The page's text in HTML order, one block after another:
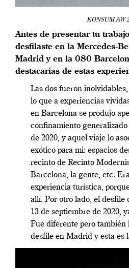
KONSUM AW
Antes de presentar tu
desfilaste en la Mercedes-
Madrid y en la 080
destacarías de estas
Las dos fueron
lo que a experiencias
en Barcelona se produjo
confinamiento
de 2020, y aquel viaje lo
exótico para mi: espacios
recinto de Recinto
Barcelona, la gente, etc.
experiencia turística,
allí. Por otro lado, el desfile
13 de septiembre de 2020,
Fue diferente pero también
desfile en Madrid y esta es